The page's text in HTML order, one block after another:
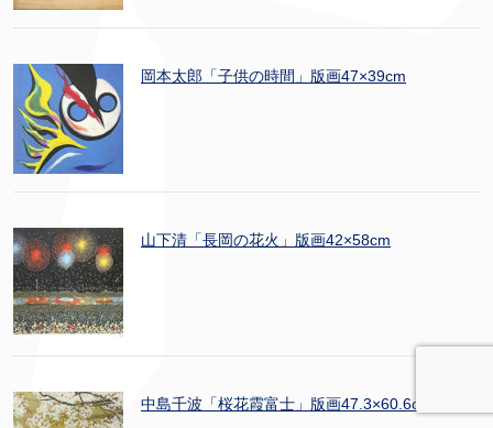
岡本太郎「子供の時間」版画47×39cm
山下清「長岡の花火」版画42×58cm
中島千波「桜花霞富士」版画47.3×60.6cm